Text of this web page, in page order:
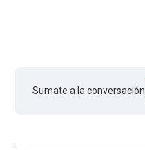
Sumate a la conversación.